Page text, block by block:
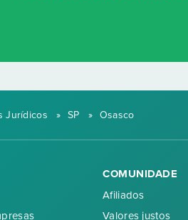
Jurídicos » SP » Osasco
COMUNIDADE
Afiliados
Valores justos